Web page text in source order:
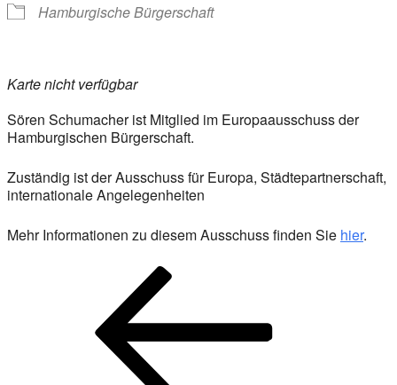
Hamburgische Bürgerschaft
Karte nicht verfügbar
Sören Schumacher ist Mitglied im Europaausschuss der
Hamburgischen Bürgerschaft.
Zuständig ist der Ausschuss für Europa, Städtepartnerschaft,
internationale Angelegenheiten
Mehr Informationen zu diesem Ausschuss finden Sie hier.
Beitragsnavigation